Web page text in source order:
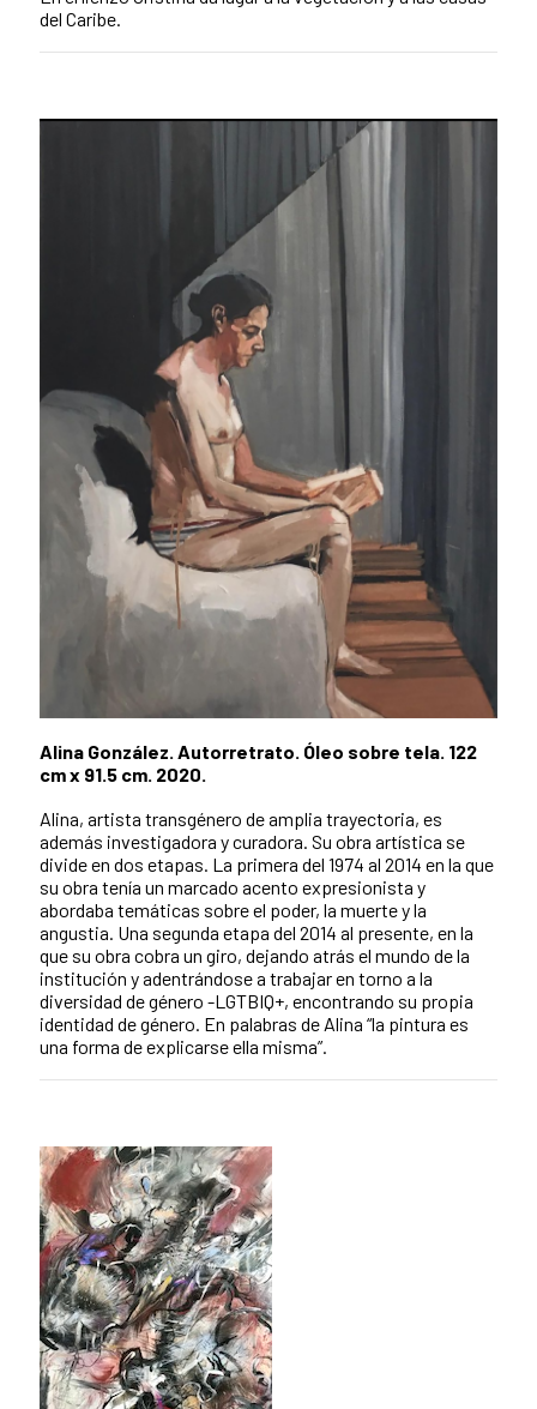
del Caribe.
Alina González. Autorretrato. Óleo sobre tela. 122
cm x 91.5 cm. 2020.
Alina, artista transgénero de amplia trayectoria, es
además investigadora y curadora. Su obra artística se
divide en dos etapas. La primera del 1974 al 2014 en la que
su obra tenía un marcado acento expresionista y
abordaba temáticas sobre el poder, la muerte y la
angustia. Una segunda etapa del 2014 al presente, en la
que su obra cobra un giro, dejando atrás el mundo de la
institución y adentrándose a trabajar en torno a la
diversidad de género -LGTBIQ+, encontrando su propia
identidad de género. En palabras de Alina “la pintura es
una forma de explicarse ella misma”.